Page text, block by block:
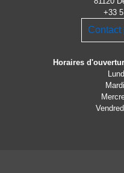
+33
Contact
Horaires